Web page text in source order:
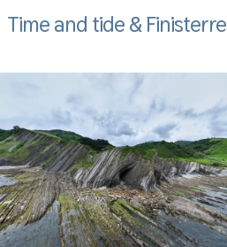
toTime and tide & Finisterre